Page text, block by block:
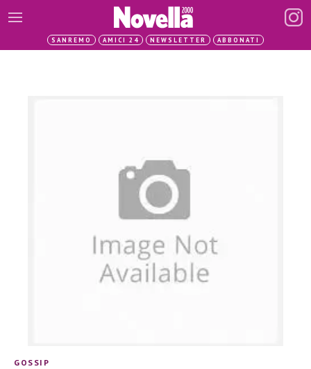
SANREMO AMICI 24 NEWSLETTER ABBONATI
GOSSIP